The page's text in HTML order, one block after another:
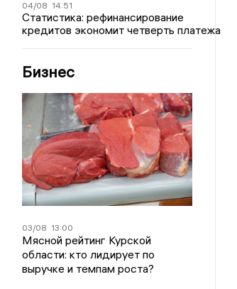
04/08 14:51
Статистика: рефинансирование
кредитов экономит четверть платежа
Бизнес
03/08 13:00
Мясной рейтинг Курской
области: кто лидирует по
выручке и темпам роста?